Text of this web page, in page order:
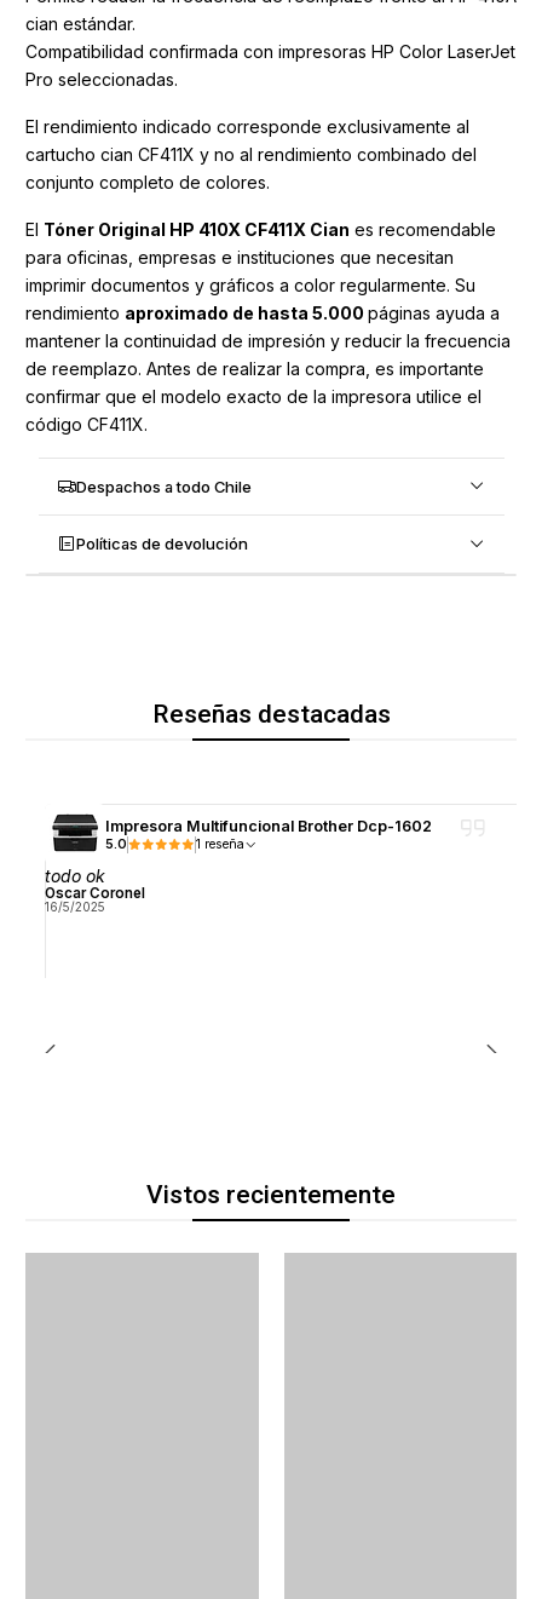
cian estándar.
Compatibilidad confirmada con impresoras HP Color LaserJet
Pro seleccionadas.
El rendimiento indicado corresponde exclusivamente al
cartucho cian CF411X y no al rendimiento combinado del
conjunto completo de colores.
El Tóner Original HP 410X CF411X Cian es recomendable
para oficinas, empresas e instituciones que necesitan
imprimir documentos y gráficos a color regularmente. Su
rendimiento aproximado de hasta 5.000 páginas ayuda a
mantener la continuidad de impresión y reducir la frecuencia
de reemplazo. Antes de realizar la compra, es importante
confirmar que el modelo exacto de la impresora utilice el
código CF411X.
Despachos a todo Chile
Políticas de devolución
Reseñas destacadas
Impresora Multifuncional Brother Dcp-1602
5.0 1 reseña
todo ok
Oscar Coronel
16/5/2025
Vistos recientemente